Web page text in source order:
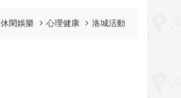
休閑娛樂 心理健康 洛城活動